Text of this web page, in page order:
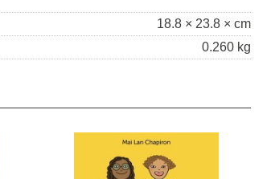
18.8 × 23.8 × cm
0.260 kg